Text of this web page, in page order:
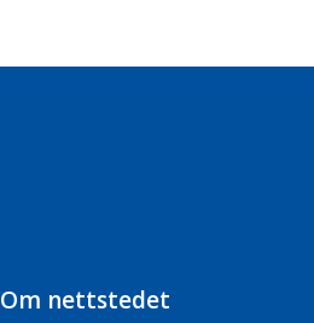
Om nettstedet